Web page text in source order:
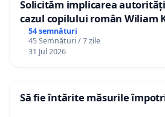
Solicităm implicarea
cazul copilului român Wiliam
Gheorghe, aflat în plasament
12 ani
54 semnături
45 Semnături / 7 zile
31 Jul 2026
Să fie întărite măsurile